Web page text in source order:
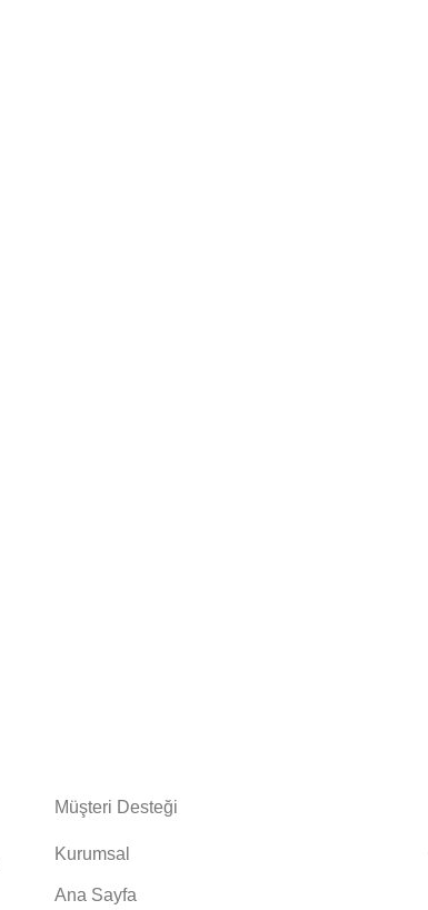
Müşteri Desteği
Kurumsal
Ana Sayfa